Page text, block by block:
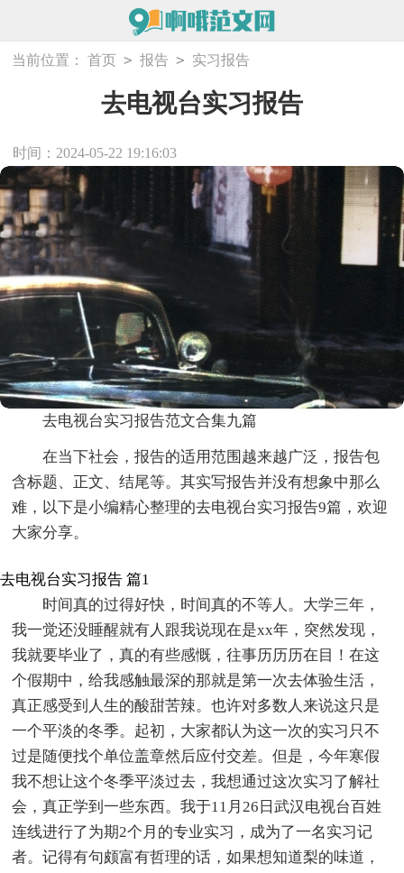
当前位置： 首页 > 报告 > 实习报告
去电视台实习报告
时间：2024-05-22 19:16:03
去电视台实习报告范文合集九篇
在当下社会，报告的适用范围越来越广泛，报告包
含标题、正文、结尾等。其实写报告并没有想象中那么
难，以下是小编精心整理的去电视台实习报告9篇，欢迎
大家分享。
去电视台实习报告 篇1
时间真的过得好快，时间真的不等人。大学三年，
我一觉还没睡醒就有人跟我说现在是xx年，突然发现，
我就要毕业了，真的有些感慨，往事历历历在目！在这
个假期中，给我感触最深的那就是第一次去体验生活，
真正感受到人生的酸甜苦辣。也许对多数人来说这只是
一个平淡的冬季。起初，大家都认为这一次的实习只不
过是随便找个单位盖章然后应付交差。但是，今年寒假
我不想让这个冬季平淡过去，我想通过这次实习了解社
会，真正学到一些东西。我于11月26日武汉电视台百姓
连线进行了为期2个月的专业实习，成为了一名实习记
者。记得有句颇富有哲理的话，如果想知道梨的味道，